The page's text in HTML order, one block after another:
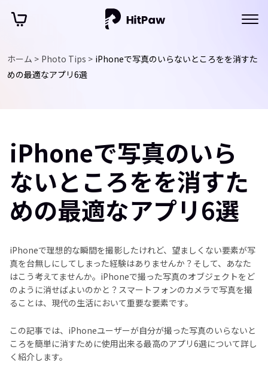
ホーム > Photo Tips > iPhoneで写真のいらないところをを消すた
めの最適なアプリ6選
iPhoneで写真のいら
ないところをを消すた
めの最適なアプリ6選
iPhoneで理想的な瞬間を撮影したけれど、望ましくない要素が写
真を台無しにしてしまった経験はありませんか？そして、あなた
はこう考えてませんか。iPhoneで撮った写真のオブジェクトをど
のように消せばよいのかと？スマートフォンのカメラで写真を撮
ることは、現代の生活において重要な要素です。
この記事では、iPhoneユーザーが自分が撮った写真のいらないと
ころを簡単に消すために使用出来る最高のアプリ6選について詳し
く紹介します。